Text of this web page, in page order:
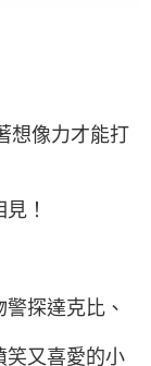
想像力才能打
！
探達克比、
笑又喜愛的小